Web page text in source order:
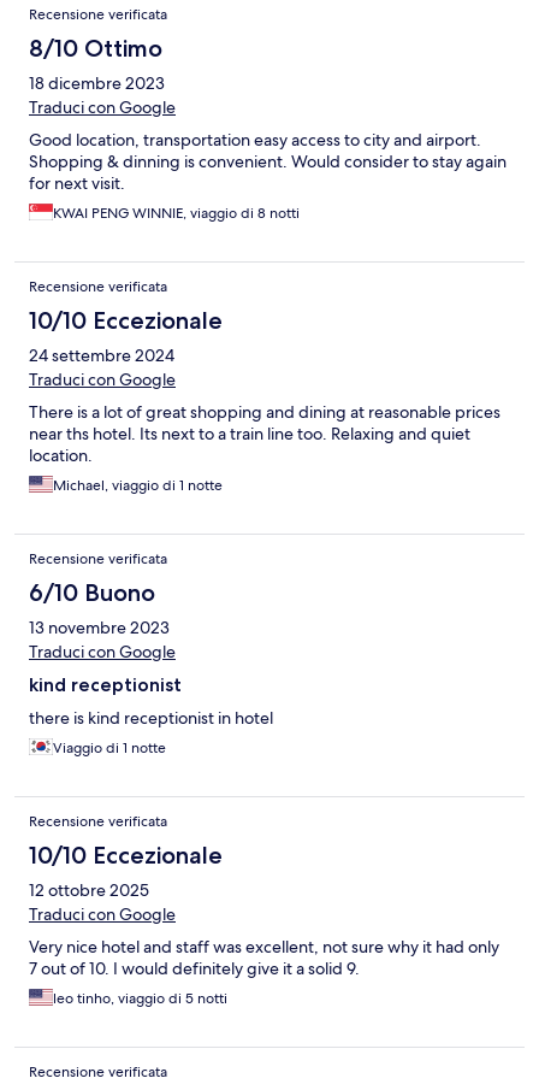
Recensione verificata
8/10 Ottimo
18 dicembre 2023
Traduci con Google
Good location, transportation easy access to city and airport.
Shopping & dinning is convenient. Would consider to stay again
for next visit.
KWAI PENG WINNIE, viaggio di 8 notti
Recensione verificata
10/10 Eccezionale
24 settembre 2024
Traduci con Google
There is a lot of great shopping and dining at reasonable prices
near ths hotel. Its next to a train line too. Relaxing and quiet
location.
Michael, viaggio di 1 notte
Recensione verificata
6/10 Buono
13 novembre 2023
Traduci con Google
kind receptionist
there is kind receptionist in hotel
Viaggio di 1 notte
Recensione verificata
10/10 Eccezionale
12 ottobre 2025
Traduci con Google
Very nice hotel and staff was excellent, not sure why it had only
7 out of 10. I would definitely give it a solid 9.
leo tinho, viaggio di 5 notti
Recensione verificata